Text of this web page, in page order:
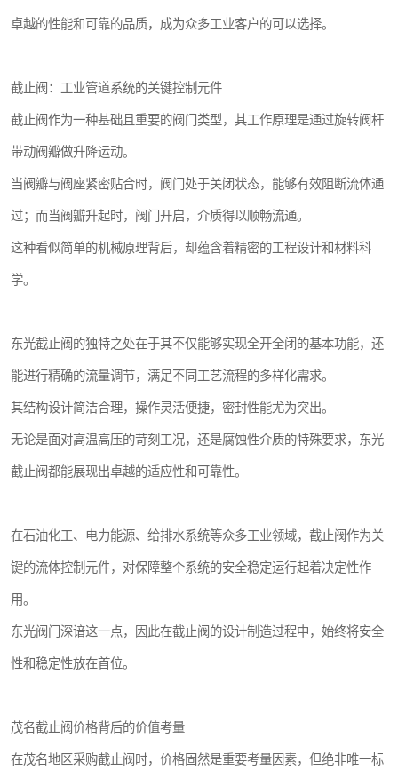
卓越的性能和可靠的品质，成为众多工业客户的可以选择。
截止阀：工业管道系统的关键控制元件
截止阀作为一种基础且重要的阀门类型，其工作原理是通过旋转阀杆
带动阀瓣做升降运动。
当阀瓣与阀座紧密贴合时，阀门处于关闭状态，能够有效阻断流体通
过；而当阀瓣升起时，阀门开启，介质得以顺畅流通。
这种看似简单的机械原理背后，却蕴含着精密的工程设计和材料科
学。
东光截止阀的独特之处在于其不仅能够实现全开全闭的基本功能，还
能进行精确的流量调节，满足不同工艺流程的多样化需求。
其结构设计简洁合理，操作灵活便捷，密封性能尤为突出。
无论是面对高温高压的苛刻工况，还是腐蚀性介质的特殊要求，东光
截止阀都能展现出卓越的适应性和可靠性。
在石油化工、电力能源、给排水系统等众多工业领域，截止阀作为关
键的流体控制元件，对保障整个系统的安全稳定运行起着决定性作
用。
东光阀门深谙这一点，因此在截止阀的设计制造过程中，始终将安全
性和稳定性放在首位。
茂名截止阀价格背后的价值考量
在茂名地区采购截止阀时，价格固然是重要考量因素，但绝非唯一标